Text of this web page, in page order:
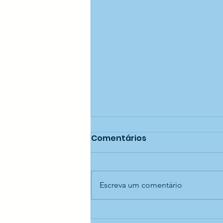
Educação longe das
Comentários
Escreva um comentário